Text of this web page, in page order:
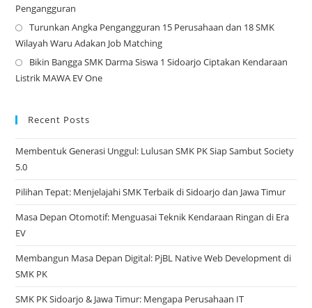
Pengangguran
Turunkan Angka Pengangguran 15 Perusahaan dan 18 SMK
Wilayah Waru Adakan Job Matching
Bikin Bangga SMK Darma Siswa 1 Sidoarjo Ciptakan Kendaraan
Listrik MAWA EV One
Recent Posts
Membentuk Generasi Unggul: Lulusan SMK PK Siap Sambut Society
5.0
Pilihan Tepat: Menjelajahi SMK Terbaik di Sidoarjo dan Jawa Timur
Masa Depan Otomotif: Menguasai Teknik Kendaraan Ringan di Era
EV
Membangun Masa Depan Digital: PjBL Native Web Development di
SMK PK
SMK PK Sidoarjo & Jawa Timur: Mengapa Perusahaan IT